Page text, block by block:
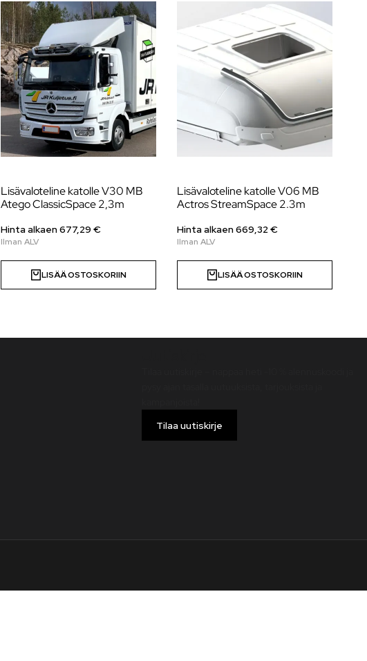
Lisävaloteline katolle V30 MB
Atego ClassicSpace 2,3m
Hinta alkaen677,29€
LISÄÄ OSTOSKORIIN
Lisävaloteline katolle V06 MB
Actros StreamSpace 2.3m
Hinta alkaen669,32€
LISÄÄ OSTOSKORIIN
Tilaa uutiskirje